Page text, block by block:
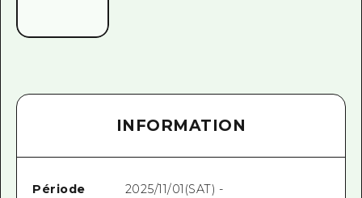
INFORMATION
Période
2025/11/01(SAT) -